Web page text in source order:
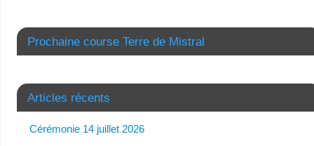
Prochaine course Terre de Mistral
Articles récents
Cérémonie 14 juillet 2026